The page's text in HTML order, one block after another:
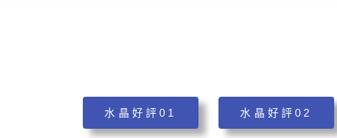
水晶好評01 水晶好評02